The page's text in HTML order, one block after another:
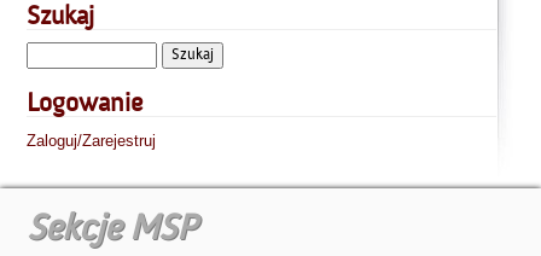
Szukaj
Logowanie
Zaloguj/Zarejestruj
Sekcje MSP